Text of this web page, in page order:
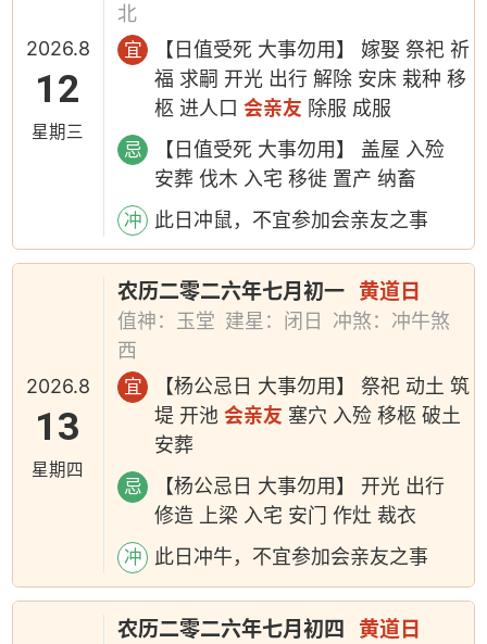
2026.8
12
星期三
北
宜
【日值受死 大事勿用】 嫁娶 祭祀 祈
福 求嗣 开光 出行 解除 安床 栽种 移
柩 进人口会亲友 除服 成服
忌
【日值受死 大事勿用】 盖屋 入殓
安葬 伐木 入宅 移徙 置产 纳畜
冲 此日冲鼠，不宜参加会亲友之事
2026.8
13
星期四
农历二零二六年七月初一 黄道日
值神：玉堂 建星：闭日
冲煞：冲牛煞
西
宜
【杨公忌日 大事勿用】 祭祀 动土 筑
堤 开池会亲友 塞穴 入殓 移柩 破土
安葬
忌
【杨公忌日 大事勿用】 开光 出行
修造 上梁 入宅 安门 作灶 裁衣
冲 此日冲牛，不宜参加会亲友之事
农历二零二六年七月初四 黄道日